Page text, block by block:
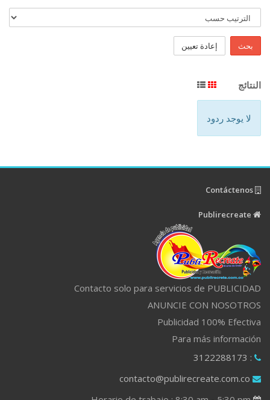
بحث إعادة تعيين
النتائج
لا يوجد ردود
Contacto solo para servicios de PUBLICIDAD
ANUNCIE CON NOSOTROS
Publicidad 100% Efectiva
Para más información
: 3122288173
contacto@publirecreate.com.co